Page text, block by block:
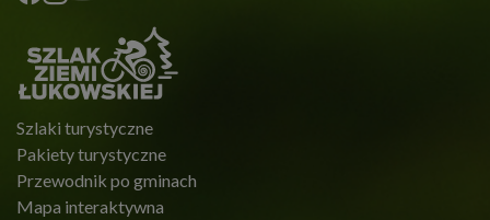
Szlaki turystyczne
Pakiety turystyczne
Przewodnik po gminach
Mapa interaktywna